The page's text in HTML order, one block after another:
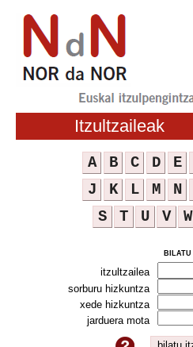
Itzultzaileak
A B C D E
J
K L M N
S
T U V W
bilatu
itzultzailea
sorburu hizkuntza
xede hizkuntza
jarduera mota